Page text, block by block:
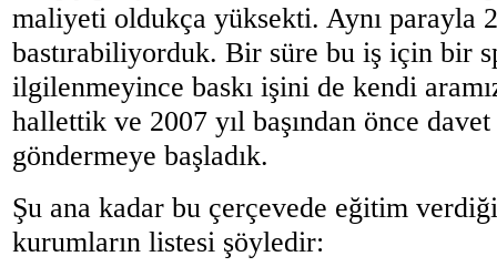
maliyeti oldukça yüksekti. Aynı parayla
bastırabiliyorduk. Bir süre bu iş için bir
ilgilenmeyince baskı işini de kendi
hallettik ve 2007 yıl başından önce davet
göndermeye başladık.
Şu ana kadar bu çerçevede eğitim
kurumların listesi şöyledir: